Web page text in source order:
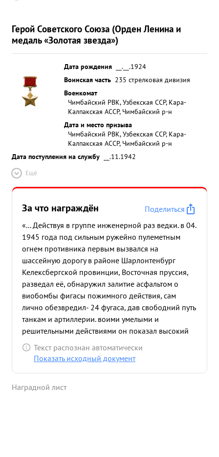
Герой Советского Союза (Орден Ленина и
медаль «Золотая звезда»)
Дата рождения
__.__.1924
Воинская часть 235 стрелковая дивизия
Военкомат
Чимбайский РВК, Узбекская ССР, Кара-
Калпакская АССР, Чимбайский р-н
Дата и место призыва
Чимбайский РВК, Узбекская ССР, Кара-
Калпакская АССР, Чимбайский р-н
Дата поступления на службу
__.11.1942
Ещё
За что награждён
Поделиться
«... Действуя в группе инженерной раз ведки. в 04.
1945 года под сильным ружейно пулеметным
огнем противника первым вызвался на
шассейную дорогу в районе Шарлонтенбург
Келексбергской провинции, Восточная пруссия,
разведал её, обнаружил залитие асфальтом о
виобомбы фигасы пожимного действия, сам
лично обезвредил- 24 фугаса, дав свободний путь
танкам и артиллерии. воими умелыми и
решительными действиями он показал высокий
пример 2 ероизма, смелости и отваги обеспечил и
успешное под вижение ди визии Тов. Булатов
Текст распознан автоматически
Показать исходный документ
Наградной лист